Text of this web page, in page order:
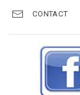
CONTACT